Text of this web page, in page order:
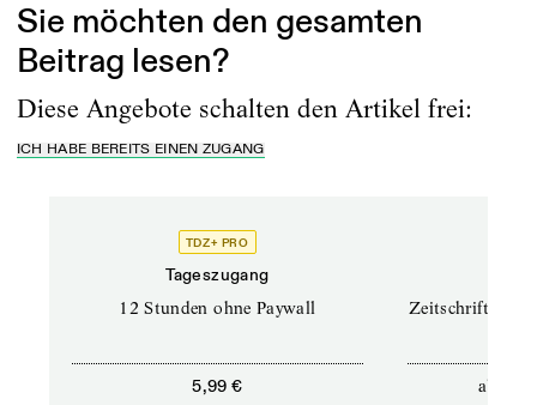
Sie möchten den gesamten
Beitrag lesen?
Diese Angebote schalten den Artikel frei:
ICH HABE BEREITS EINEN ZUGANG
TDZ+ PRO
Tageszugang
12 Stunden ohne Paywall
5,99 €
Zeitschriften
ab